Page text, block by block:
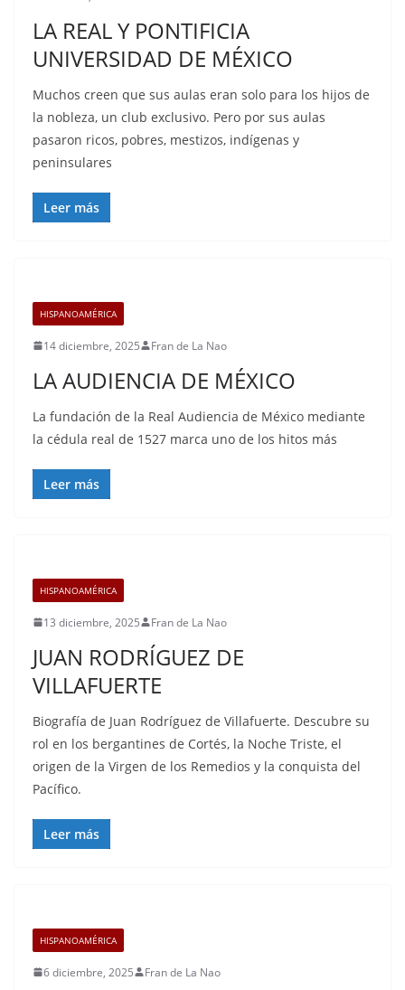
LA REAL Y PONTIFICIA
UNIVERSIDAD DE MÉXICO
Muchos creen que sus aulas eran solo para los hijos de
la nobleza, un club exclusivo. Pero por sus aulas
pasaron ricos, pobres, mestizos, indígenas y
peninsulares
Leer más
HISPANOAMÉRICA
14 diciembre, 2025 Fran de La Nao
LA AUDIENCIA DE MÉXICO
La fundación de la Real Audiencia de México mediante
la cédula real de 1527 marca uno de los hitos más
Leer más
HISPANOAMÉRICA
13 diciembre, 2025 Fran de La Nao
JUAN RODRÍGUEZ DE
VILLAFUERTE
Biografía de Juan Rodríguez de Villafuerte. Descubre su
rol en los bergantines de Cortés, la Noche Triste, el
origen de la Virgen de los Remedios y la conquista del
Pacífico.
Leer más
HISPANOAMÉRICA
6 diciembre, 2025 Fran de La Nao